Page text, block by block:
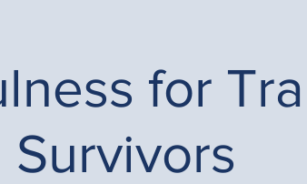
for
Survivors